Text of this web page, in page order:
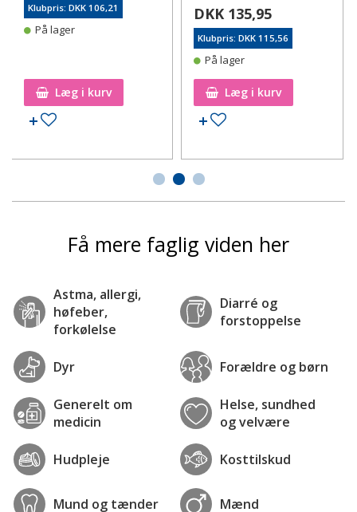
Klubpris: DKK 106,21
På lager
Læg i kurv
Tilføj til ønskeseddel
DKK 135,95
Klubpris: DKK 115,56
På lager
Læg i kurv
Tilføj til ønskeseddel
Få mere faglig viden her
Astma, allergi,
høfeber,
forkølelse
Diarré og
forstoppelse
Dyr Forældre og børn
Generelt om
medicin
Helse, sundhed
og velvære
Hudpleje Kosttilskud
Mund og tænder Mænd